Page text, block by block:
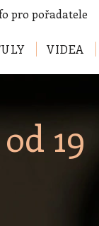
pro pořadatele
VIDEA
19